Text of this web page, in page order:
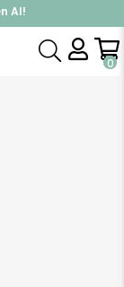
Al!
Üye Ol!
0
Erkek Bebek Eşofman Takımı Dinozor Baskılı Saks Mavisi (1-1.5 Yaş)